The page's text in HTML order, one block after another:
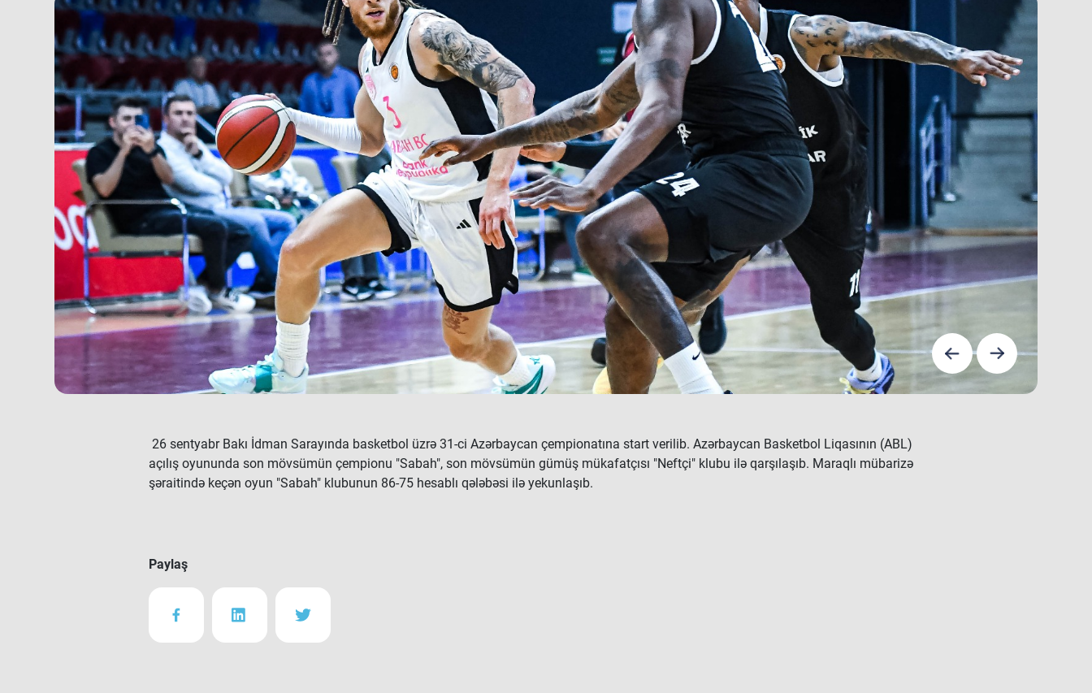
26 sentyabr Bakı İdman Sarayında basketbol üzrə 31-ci Azərbaycan çempionatına start verilib. Azərbaycan Basketbol Liqasının (ABL)
açılış oyununda son mövsümün çempionu "Sabah", son mövsümün gümüş mükafatçısı "Neftçi" klubu ilə qarşılaşıb. Maraqlı mübarizə
şəraitində keçən oyun "Sabah" klubunun 86-75 hesablı qələbəsi ilə yekunlaşıb.
Paylaş